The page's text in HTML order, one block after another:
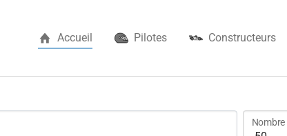
Accueil Pilotes Constructeurs